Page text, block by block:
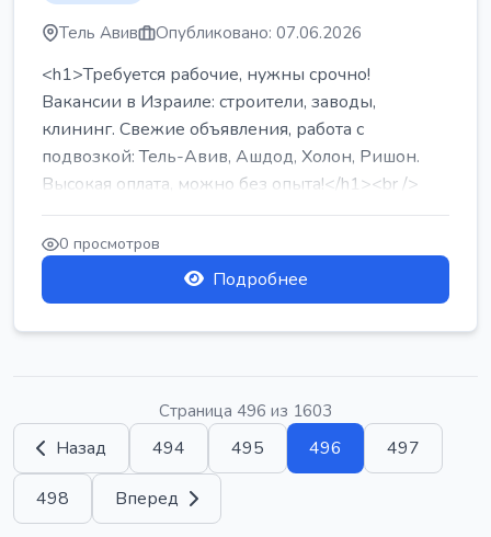
Тель Авив Опубликовано: 07.06.2026
<h1>Требуется рабочие, нужны срочно!
Вакансии в Израиле: строители, заводы,
клининг. Свежие объявления, работа с
подвозкой: Тель-Авив, Ашдод, Холон, Ришон.
Высокая оплата, можно без опыта!</h1><br />
...
0 просмотров
Подробнее
Страница 496 из 1603
Назад 494 495 496 497
498 Вперед